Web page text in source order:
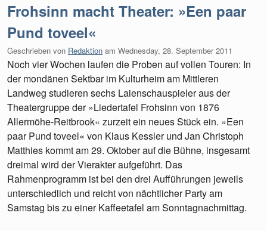
Frohsinn macht Theater: »Een paar
Pund toveel«
Geschrieben von Redaktion am Wednesday, 28. September 2011
Noch vier Wochen laufen die Proben auf vollen Touren: In
der mondänen Sektbar im Kulturheim am Mittleren
Landweg studieren sechs Laienschauspieler aus der
Theatergruppe der »Liedertafel Frohsinn von 1876
Allermöhe-Reitbrook« zurzeit ein neues Stück ein. »Een
paar Pund toveel« von Klaus Kessler und Jan Christoph
Matthies kommt am 29. Oktober auf die Bühne, insgesamt
dreimal wird der Vierakter aufgeführt. Das
Rahmenprogramm ist bei den drei Aufführungen jeweils
unterschiedlich und reicht von nächtlicher Party am
Samstag bis zu einer Kaffeetafel am Sonntagnachmittag.